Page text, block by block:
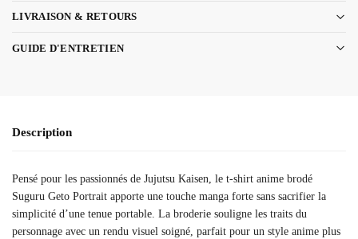
LIVRAISON & RETOURS
GUIDE D'ENTRETIEN
Description
Pensé pour les passionnés de Jujutsu Kaisen, le t-shirt anime brodé
Suguru Geto Portrait apporte une touche manga forte sans sacrifier la
simplicité d’une tenue portable. La broderie souligne les traits du
personnage avec un rendu visuel soigné, parfait pour un style anime plus